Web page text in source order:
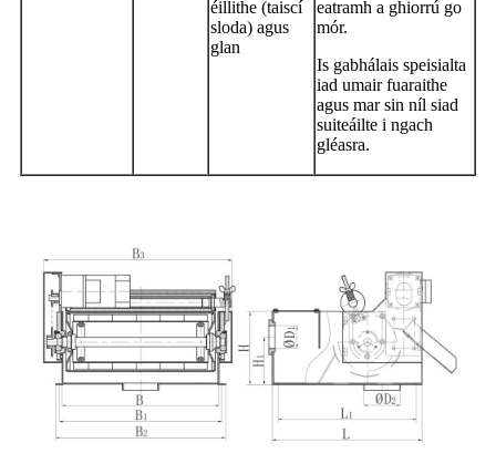
éillithe (taiscí
sloda) agus
glan
eatramh a ghiorrú go
mór.
Is gabhálais speisialta
iad umair fuaraithe
agus mar sin níl siad
suiteáilte i ngach
gléasra.